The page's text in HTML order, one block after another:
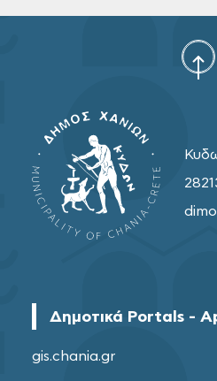
Δημοτικά Portals -
gis.chania.gr